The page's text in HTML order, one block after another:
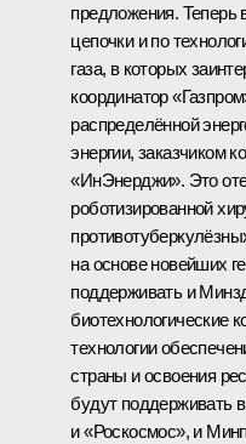
предложения. Теперь
цепочки и по
газа, в которых
координатор
распределённой
энергии, заказчиком
«ИнЭнерджи». Это
роботизированной
на основе новейших
поддерживать и
биотехнологические
технологии
страны и освоения
будут поддерживать
и «Роскосмос», и